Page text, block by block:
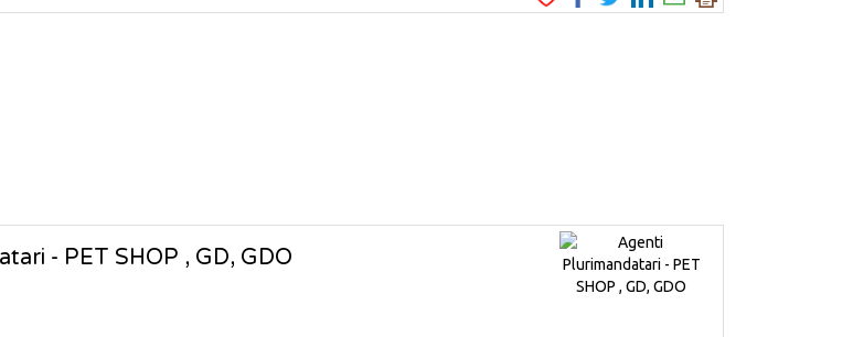
- PET SHOP , GD, GDO